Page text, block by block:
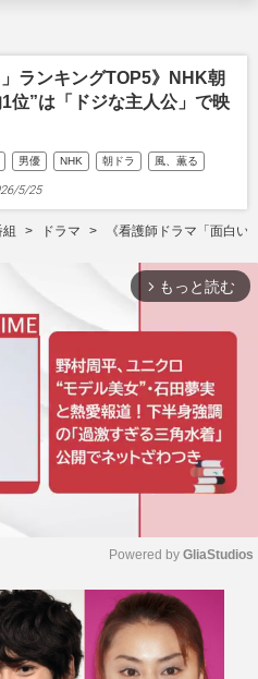
ランキングTOP5》NHK朝
位”は「ドジな主人公」で映
男優 NHK 朝ドラ 風、薫る
5/25
ドラマ 《看護師ドラマ「面白
arrow_forward_ios もっと読む
M
u
t
e
Powered by GliaStudios